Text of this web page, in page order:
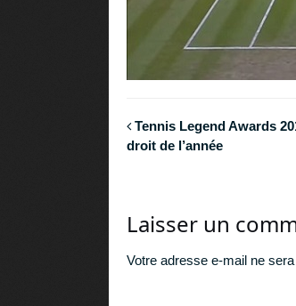
Tennis Legend Awards
droit de l’année
Laisser un
Votre adresse e-mail ne